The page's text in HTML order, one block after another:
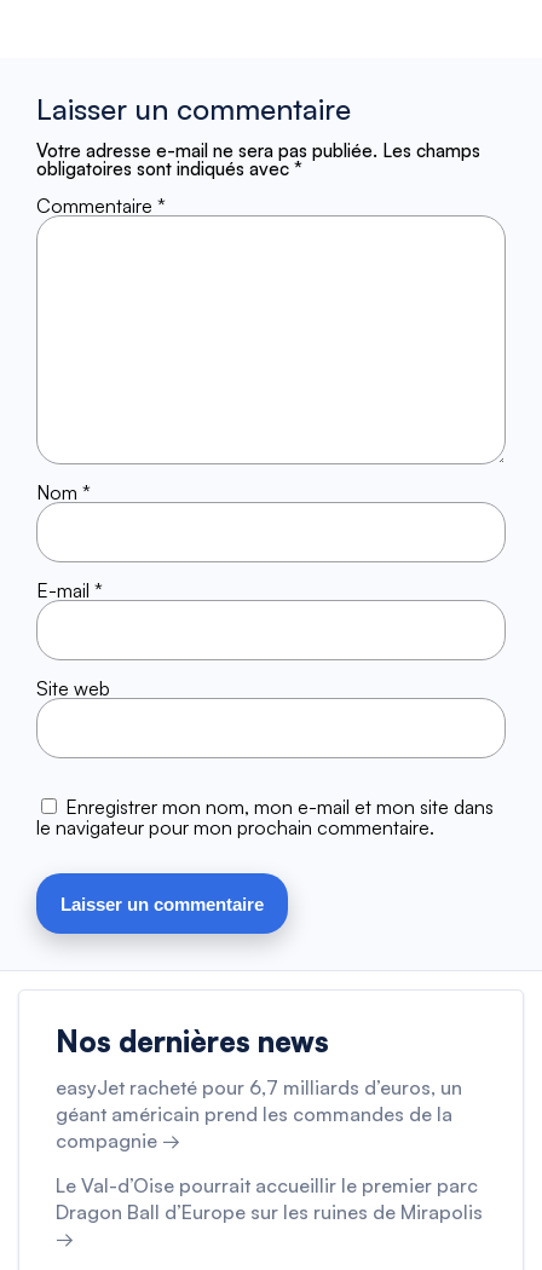
Laisser un commentaire
Votre adresse e-mail ne sera pas publiée. Les champs
obligatoires sont indiqués avec *
Commentaire *
Nom *
E-mail *
Site web
Enregistrer mon nom, mon e-mail et mon site dans
le navigateur pour mon prochain commentaire.
Nos dernières news
easyJet racheté pour 6,7 milliards d’euros, un
géant américain prend les commandes de la
compagnie →
Le Val-d’Oise pourrait accueillir le premier parc
Dragon Ball d’Europe sur les ruines de Mirapolis
→